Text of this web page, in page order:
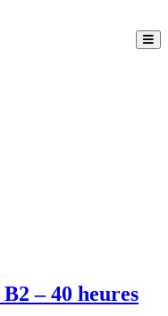
– 40 heures